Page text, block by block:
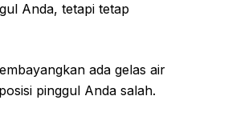
Anda, tetapi tetap
ada gelas air
pinggul Anda salah.